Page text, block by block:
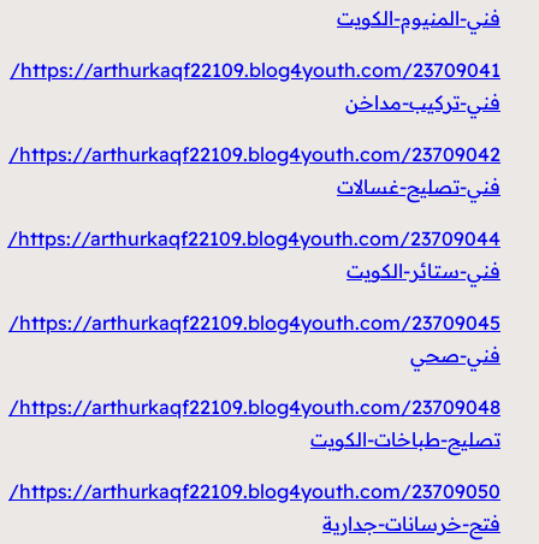
فني-المنيوم-الكويت
https://arthurkaqf22109.blog4youth.com/23709041/
فني-تركيب-مداخن
https://arthurkaqf22109.blog4youth.com/23709042/
فني-تصليح-غسالات
https://arthurkaqf22109.blog4youth.com/23709044/
فني-ستائر-الكويت
https://arthurkaqf22109.blog4youth.com/23709045/
فني-صحي
https://arthurkaqf22109.blog4youth.com/23709048/
تصليح-طباخات-الكويت
https://arthurkaqf22109.blog4youth.com/23709050/
فتح-خرسانات-جدارية